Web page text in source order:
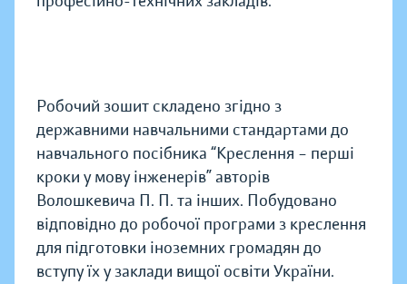
Робочий зошит складено згідно з
державними навчальними стандартами до
навчального посібника “Креслення – перші
кроки у мову інженерів” авторів
Волошкевича П. П. та інших. Побудовано
відповідно до робочої програми з креслення
для підготовки іноземних громадян до
вступу їх у заклади вищої освіти України.